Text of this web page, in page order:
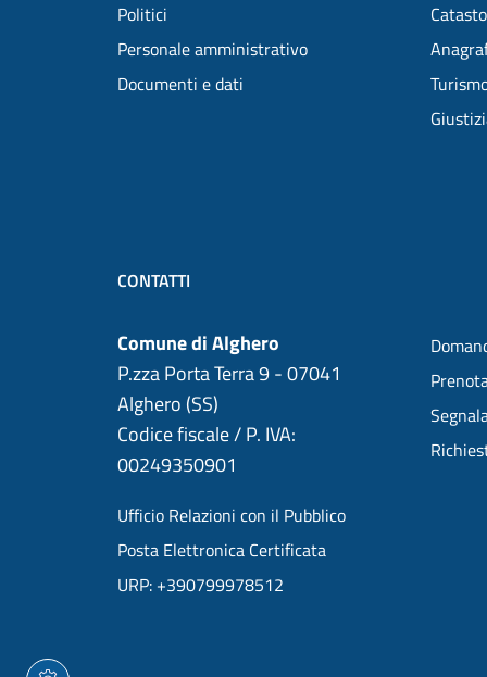
Politici
Personale amministrativo
Documenti e dati
CONTATTI
Comune di Alghero
P.zza Porta Terra 9 - 07041
Alghero (SS)
Codice fiscale / P. IVA:
00249350901
Ufficio Relazioni con il Pubblico
Posta Elettronica Certificata
URP: +390799978512